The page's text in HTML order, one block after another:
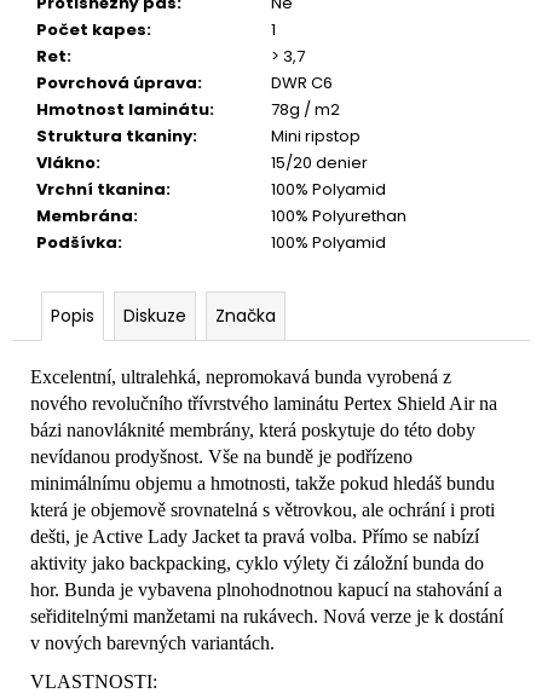
Počet kapes:
1
Ret:
> 3,7
Povrchová úprava:
DWR C6
Hmotnost laminátu:
78g / m2
Struktura tkaniny:
Mini ripstop
Vlákno:
15/20 denier
Vrchní tkanina:
100% Polyamid
Membrána:
100% Polyurethan
Podšívka: 100% Polyamid
Popis Diskuze Značka
Excelentní, ultralehká, nepromokavá bunda vyrobená z
nového revolučního třívrstvého laminátu Pertex Shield Air na
bázi nanovláknité membrány, která poskytuje do této doby
nevídanou prodyšnost. Vše na bundě je podřízeno
minimálnímu objemu a hmotnosti, takže pokud hledáš bundu
která je objemově srovnatelná s větrovkou, ale ochrání i proti
dešti, je Active Lady Jacket ta pravá volba. Přímo se nabízí
aktivity jako backpacking, cyklo výlety či záložní bunda do
hor. Bunda je vybavena plnohodnotnou kapucí na stahování a
seřiditelnými manžetami na rukávech. Nová verze je k dostání
v nových barevných variantách.
VLASTNOSTI: